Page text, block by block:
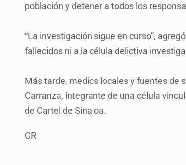
población y detener a todos los
“La investigación sigue en curso”,
fallecidos ni a la célula delictiva
Más tarde, medios locales y fuentes de
Carranza, integrante de una célula
de Cartel de Sinaloa.
GR